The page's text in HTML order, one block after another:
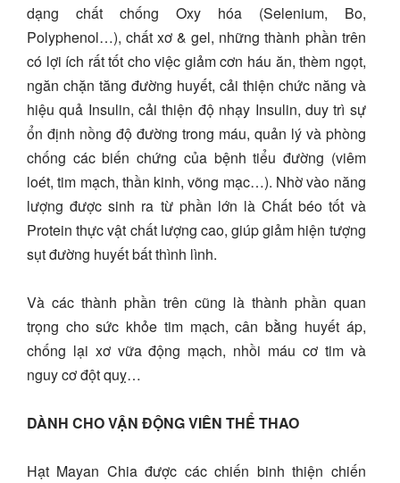
dạng chất chống Oxy hóa (Selenium, Bo,
Polyphenol…), chất xơ & gel, những thành phần trên
có lợi ích rất tốt cho việc giảm cơn háu ăn, thèm ngọt,
ngăn chặn tăng đường huyết, cải thiện chức năng và
hiệu quả Insulin, cải thiện độ nhạy Insulin, duy trì sự
ổn định nồng độ đường trong máu, quản lý và phòng
chống các biến chứng của bệnh tiểu đường (viêm
loét, tim mạch, thần kinh, võng mạc…). Nhờ vào năng
lượng được sinh ra từ phần lớn là Chất béo tốt và
Protein thực vật chất lượng cao, giúp giảm hiện tượng
sụt đường huyết bất thình lình.
Và các thành phần trên cũng là thành phần quan
trọng cho sức khỏe tim mạch, cân bằng huyết áp,
chống lại xơ vữa động mạch, nhồi máu cơ tim và
nguy cơ đột quỵ…
DÀNH CHO VẬN ĐỘNG VIÊN THỂ THAO
Hạt Mayan Chia được các chiến binh thiện chiến